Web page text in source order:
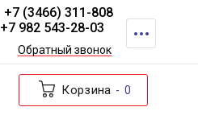
+7 (3466) 311-808
+7 982 543-28-03
Обратный звонок
Корзина 0